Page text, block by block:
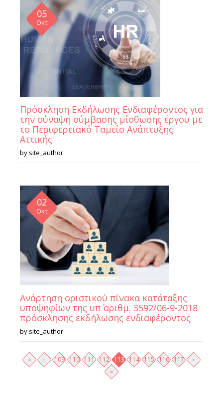
05
Οκτ
Πρόσκληση Εκδήλωσης Ενδιαφέροντος για
την σύναψη σύμβασης μίσθωσης έργου με
το Περιφερειακό Ταμείο Ανάπτυξης
Αττικής
by site_author
02
Οκτ
Ανάρτηση οριστικού πίνακα κατάταξης
υποψηφίων της υπ΄ αριθμ. 3592/06-9-2018
πρόσκλησης εκδήλωσης ενδιαφέροντος
by site_author
Σελίδες
« ‹ 109 110 111 112 113 114 115 116 117
›
»